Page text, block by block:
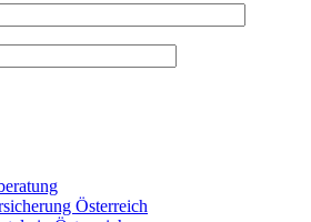
Österreich